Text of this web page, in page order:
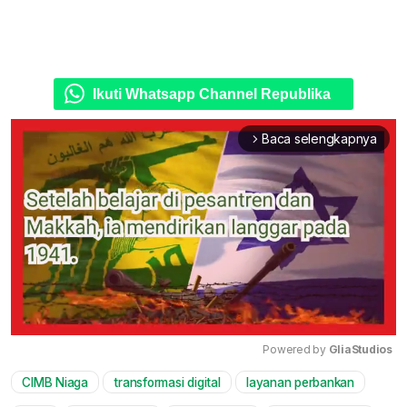
Ikuti Whatsapp Channel Republika
arrow_forward_ios Baca selengkapnya
Mute
Powered by GliaStudios
CIMB Niaga transformasi digital layanan perbankan